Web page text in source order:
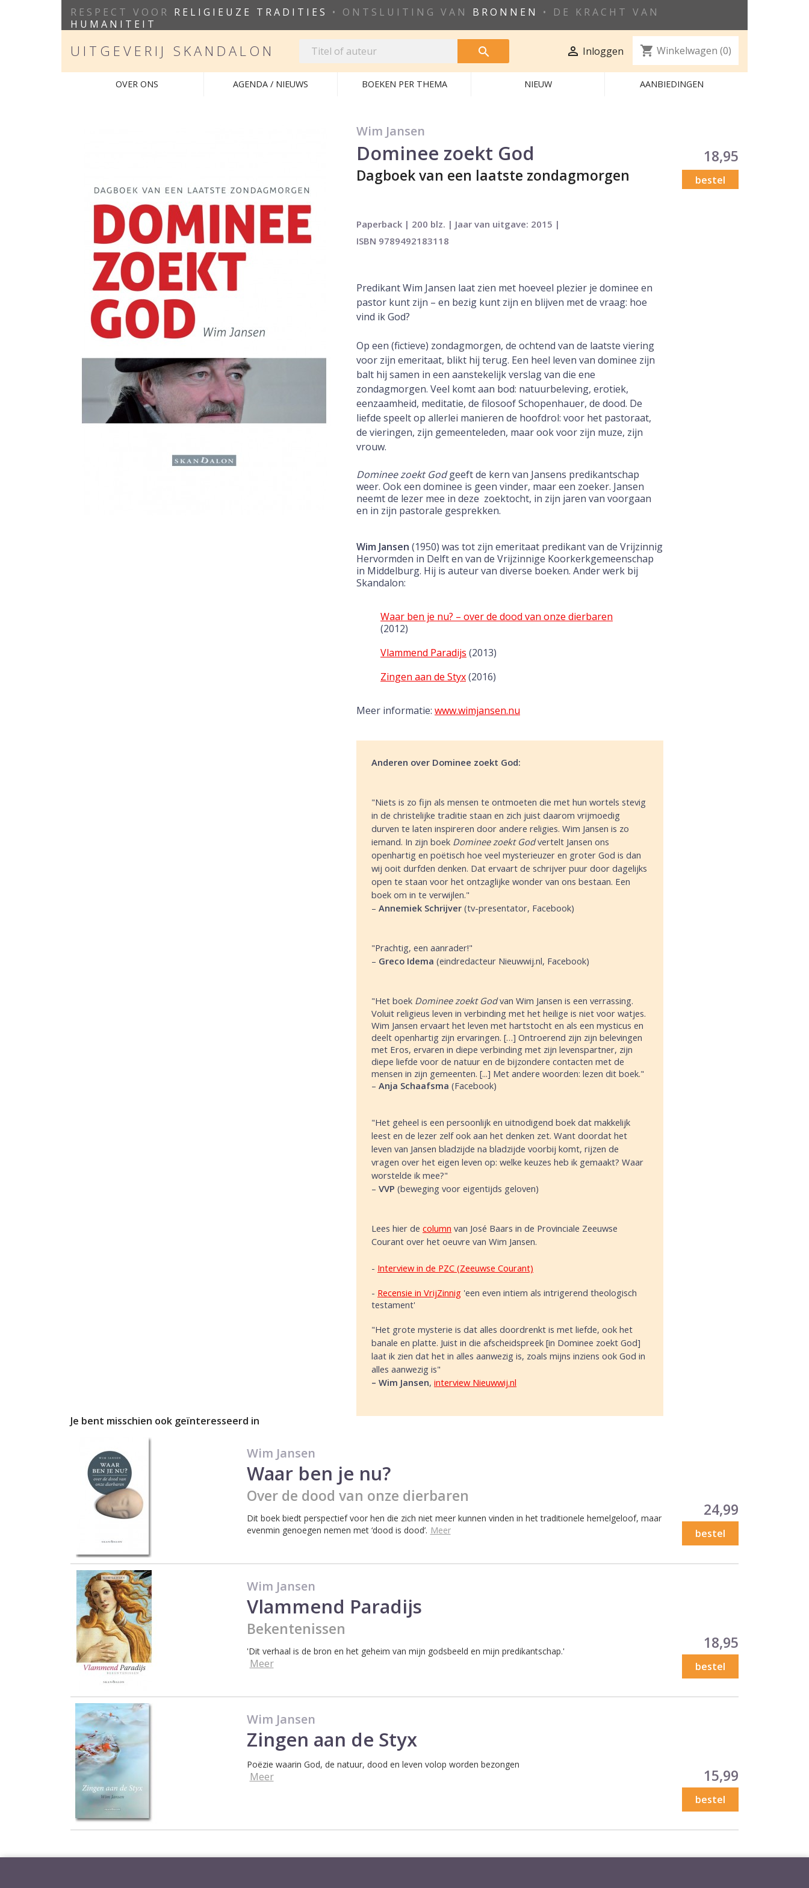
RESPECT VOOR RELIGIEUZE TRADITIES • ONTSLUITING VAN BRONNEN
• DE KRACHT VAN
HUMANITEIT
UITGEVERIJ SKANDALON   Inloggen shopping_cart Winkelwagen (0)
OVER ONS AGENDA / NIEUWS BOEKEN PER THEMA NIEUW AANBIEDINGEN
Wim Jansen
Dominee zoekt God
Dagboek van een laatste zondagmorgen
18,95
bestel
Paperback | 200 blz. | Jaar van uitgave: 2015 |
ISBN 9789492183118
Predikant Wim Jansen laat zien met hoeveel plezier je dominee en
pastor kunt zijn – en bezig kunt zijn en blijven met de vraag: hoe
vind ik God?
Op een (fictieve) zondagmorgen, de ochtend van de laatste viering
voor zijn emeritaat, blikt hij terug. Een heel leven van dominee zijn
balt hij samen in een aanstekelijk verslag van die ene
zondagmorgen. Veel komt aan bod: natuurbeleving, erotiek,
eenzaamheid, meditatie, de filosoof Schopenhauer, de dood. De
liefde speelt op allerlei manieren de hoofdrol: voor het pastoraat,
de vieringen, zijn gemeenteleden, maar ook voor zijn muze, zijn
vrouw.
Dominee zoekt Godgeeft de kern van Jansens predikantschap
weer. Ook een dominee is geen vinder, maar een zoeker. Jansen
neemt de lezer mee in deze zoektocht, in zijn jaren van voorgaan
en in zijn pastorale gesprekken.
Wim Jansen (1950) was tot zijn emeritaat predikant van de Vrijzinnig
Hervormden in Delft en van de Vrijzinnige Koorkerkgemeenschap
in Middelburg. Hij is auteur van diverse boeken. Ander werk bij
Skandalon:
Waar ben je nu? – over de dood van onze dierbaren
(2012)
Vlammend Paradijs (2013)
Zingen aan de Styx(2016)
Meer informatie: www.wimjansen.nu
Anderen over Dominee zoekt God:
"Niets is zo fijn als mensen te ontmoeten die met hun wortels stevig
in de christelijke traditie staan en zich juist daarom vrijmoedig
durven te laten inspireren door andere religies. Wim Jansen is zo
iemand. In zijn boek Dominee zoekt Godvertelt Jansen ons
openhartig en poëtisch hoe veel mysterieuzer en groter God is dan
wij ooit durfden denken. Dat ervaart de schrijver puur door dagelijks
open te staan voor het ontzaglijke wonder van ons bestaan. Een
boek om in te verwijlen."
– Annemiek Schrijver (tv-presentator, Facebook)
"Prachtig, een aanrader!"
– Greco Idema (eindredacteur Nieuwwij.nl, Facebook)
"Het boek Dominee zoekt Godvan Wim Jansen is een verrassing.
Voluit religieus leven in verbinding met het heilige is niet voor watjes.
Wim Jansen ervaart het leven met hartstocht en als een mysticus en
deelt openhartig zijn ervaringen. […] Ontroerend zijn zijn belevingen
met Eros, ervaren in diepe verbinding met zijn levenspartner, zijn
diepe liefde voor de natuur en de bijzondere contacten met de
mensen in zijn gemeenten. [...] Met andere woorden: lezen dit boek."
– Anja Schaafsma (Facebook)
"Het geheel is een persoonlijk en uitnodigend boek dat makkelijk
leest en de lezer zelf ook aan het denken zet. Want doordat het
leven van Jansen bladzijde na bladzijde voorbij komt, rijzen de
vragen over het eigen leven op: welke keuzes heb ik gemaakt? Waar
worstelde ik mee?"
– VVP (beweging voor eigentijds geloven)
Lees hier de column van José Baars in de Provinciale Zeeuwse
Courant over het oeuvre van Wim Jansen.
- Interview in de PZC (Zeeuwse Courant)
- Recensie in VrijZinnig 'een even intiem als intrigerend theologisch
testament'
"Het grote mysterie is dat alles doordrenkt is met liefde, ook het
banale en platte. Juist in die afscheidspreek [in Dominee zoekt God]
laat ik zien dat het in alles aanwezig is, zoals mijns inziens ook God in
alles aanwezig is"
– Wim Jansen, interview Nieuwwij.nl
Je bent misschien ook geïnteresseerd in
Wim Jansen
Waar ben je nu?
Over de dood van onze dierbaren
Dit boek biedt perspectief voor hen die zich niet meer kunnen vinden in het traditionele hemelgeloof, maar
evenmin genoegen nemen met ‘dood is dood’. Meer
Prijs
24,99
bestel
Wim Jansen
Vlammend Paradijs
Bekentenissen
'Dit verhaal is de bron en het geheim van mijn godsbeeld en mijn predikantschap.'
Meer
Prijs
18,95
bestel
Wim Jansen
Zingen aan de Styx
Poëzie waarin God, de natuur, dood en leven volop worden bezongen
Meer Prijs
15,99
bestel